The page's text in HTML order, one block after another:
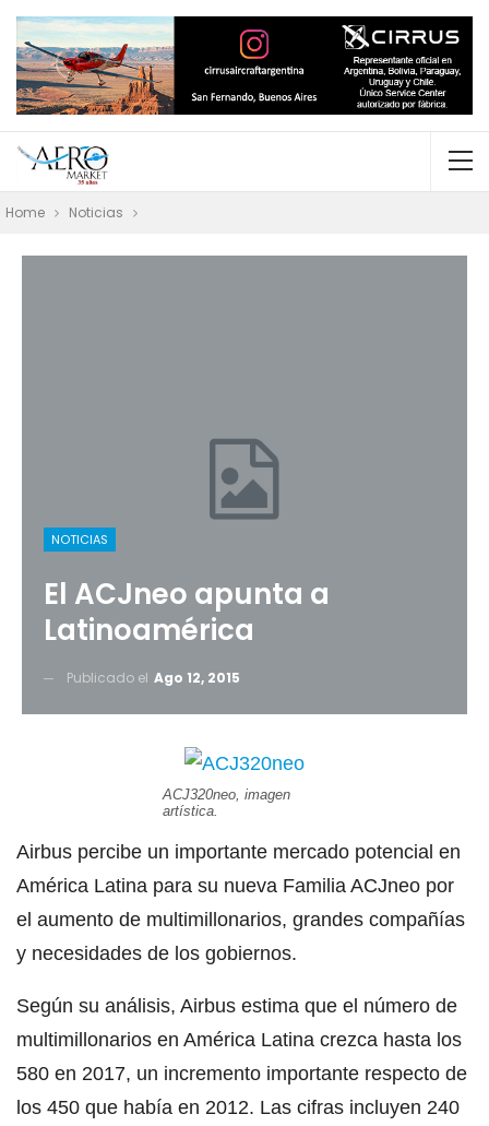
Home Noticias
NOTICIAS
El ACJneo apunta a
Latinoamérica
Publicado el Ago 12, 2015
ACJ320neo, imagen
artística.
Airbus percibe un importante mercado potencial en
América Latina para su nueva Familia ACJneo por
el aumento de multimillonarios, grandes compañías
y necesidades de los gobiernos.
Según su análisis, Airbus estima que el número de
multimillonarios en América Latina crezca hasta los
580 en 2017, un incremento importante respecto de
los 450 que había en 2012. Las cifras incluyen 240